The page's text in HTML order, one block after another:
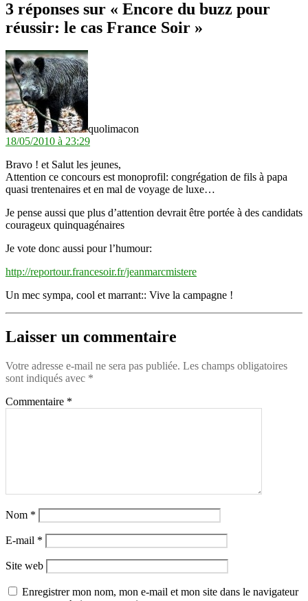
3 réponses sur « Encore du buzz pour
réussir: le cas France Soir »
quolimacon
18/05/2010 à 23:29
Bravo ! et Salut les jeunes,
Attention ce concours est monoprofil: congrégation de fils à papa
quasi trentenaires et en mal de voyage de luxe…
Je pense aussi que plus d’attention devrait être portée à des candidats
courageux quinquagénaires
Je vote donc aussi pour l’humour:
http://reportour.francesoir.fr/jeanmarcmistere
Un mec sympa, cool et marrant:: Vive la campagne !
Laisser un commentaire
Votre adresse e-mail ne sera pas publiée. Les champs obligatoires
sont indiqués avec *
Commentaire *
Nom *
E-mail *
Site web
Enregistrer mon nom, mon e-mail et mon site dans le navigateur